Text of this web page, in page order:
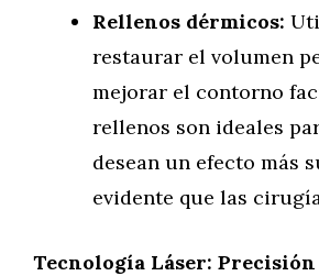
Rellenos dérmicos:
restaurar el volumen
mejorar el contorno
rellenos son ideales
desean un efecto más
evidente que las
Tecnología Láser: